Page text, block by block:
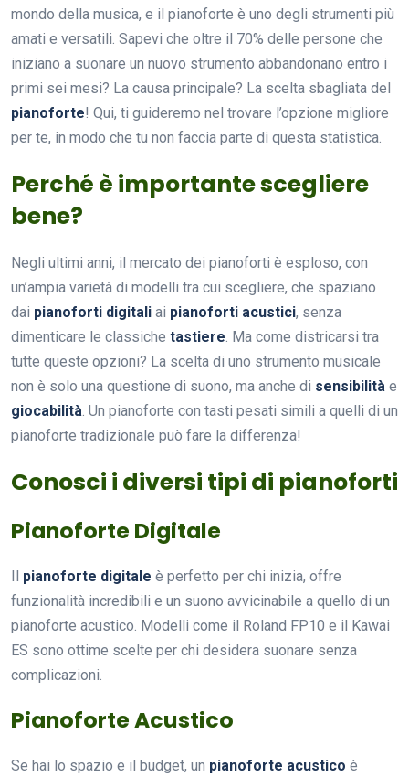
mondo della musica, e il pianoforte è uno degli strumenti più
amati e versatili. Sapevi che oltre il 70% delle persone che
iniziano a suonare un nuovo strumento abbandonano entro i
primi sei mesi? La causa principale? La scelta sbagliata del
pianoforte! Qui, ti guideremo nel trovare l’opzione migliore
per te, in modo che tu non faccia parte di questa statistica.
Perché è importante scegliere
bene?
Negli ultimi anni, il mercato dei pianoforti è esploso, con
un’ampia varietà di modelli tra cui scegliere, che spaziano
dai pianoforti digitali ai pianoforti acustici, senza
dimenticare le classiche tastiere. Ma come districarsi tra
tutte queste opzioni? La scelta di uno strumento musicale
non è solo una questione di suono, ma anche di sensibilità e
giocabilità. Un pianoforte con tasti pesati simili a quelli di un
pianoforte tradizionale può fare la differenza!
Conosci i diversi tipi di pianoforti
Pianoforte Digitale
pianoforte digitale è perfetto per chi inizia, offre
funzionalità incredibili e un suono avvicinabile a quello di un
pianoforte acustico. Modelli come il Roland FP10 e il Kawai
ES sono ottime scelte per chi desidera suonare senza
complicazioni.
Pianoforte Acustico
Se hai lo spazio e il budget, un pianoforte acustico è